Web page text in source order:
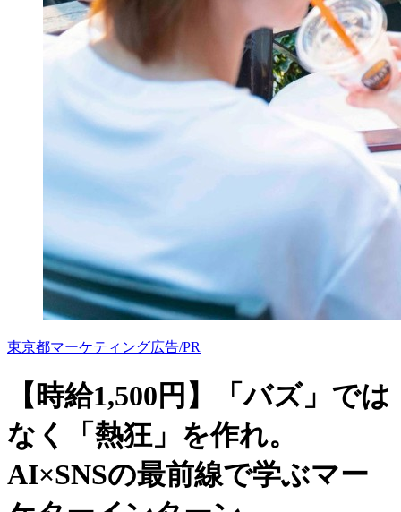
東京都マーケティング広告/PR
【時給1,500円】「バズ」では
なく「熱狂」を作れ。
AI×SNSの最前線で学ぶマー